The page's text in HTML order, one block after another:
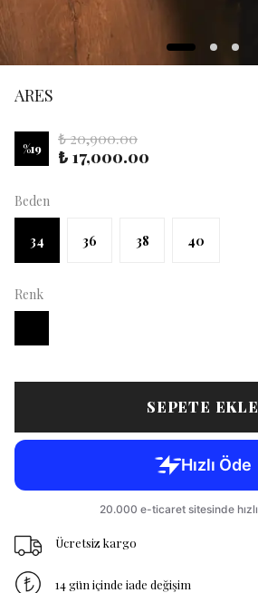
ARES
%19
₺ 20,900.00
₺ 17,000.00
Beden
34 36 38 40
Renk
SEPETE EKLE
Ücretsiz kargo
14 gün içinde iade değişim